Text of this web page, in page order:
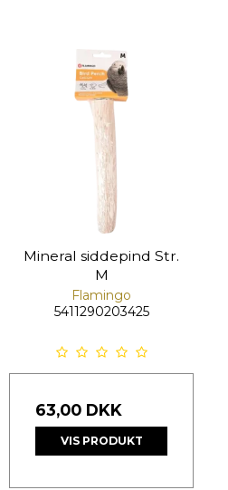
Mineral siddepind Str.
M
Flamingo
5411290203425
63,00 DKK
VIS PRODUKT